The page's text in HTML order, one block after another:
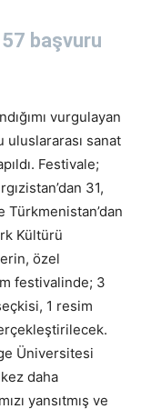
başvuru
vurgulayan
uluslararası sanat
Festivale;
31,
Türkmenistan’dan
Kültürü
özel
festivalinde; 3
1 resim
Üniversitesi
daha
yansıtmış ve